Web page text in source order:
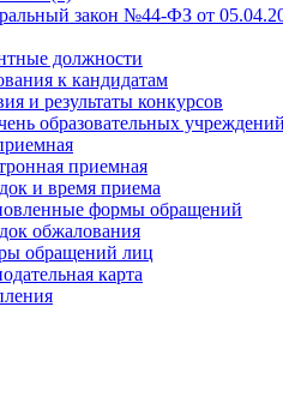
закон №44-ФЗ от
должности
к кандидатам
и результаты конкурсов
образовательных учреждений
приемная
и время приема
формы обращений
обжалования
обращений лиц
карта